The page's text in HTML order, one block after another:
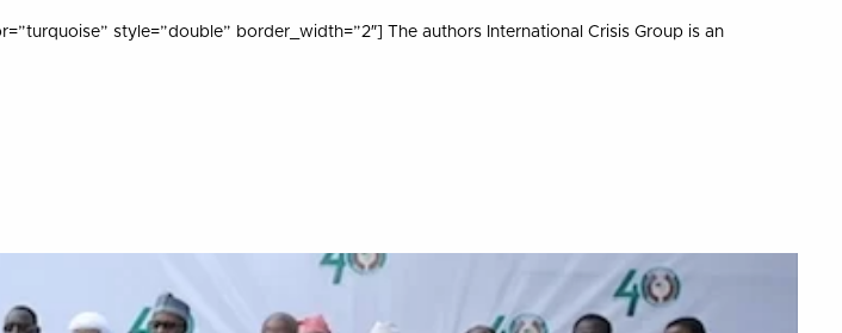
style=”double” border_width=”2″] The authors International Crisis Group is an